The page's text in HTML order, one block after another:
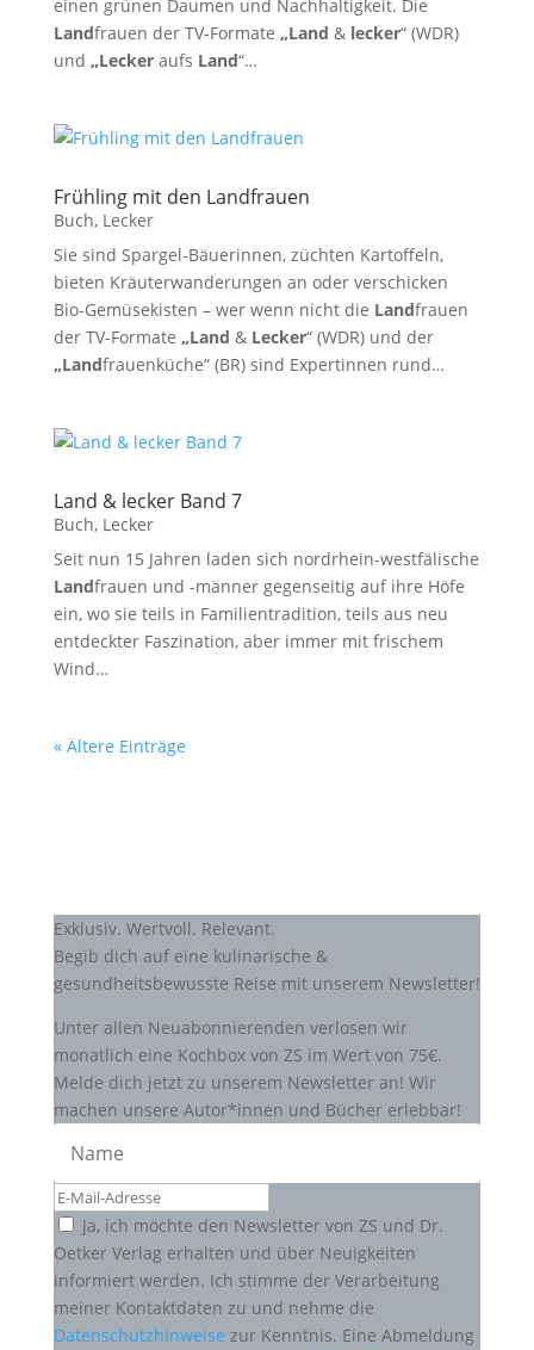
einen grünen Daumen und Nachhaltigkeit. Die
Landfrauen der TV-Formate „Land & lecker“ (WDR)
und „Leckeraufs Land“…
Frühling mit den Landfrauen
Buch, Lecker
Sie sind Spargel-Bäuerinnen, züchten Kartoffeln,
bieten Kräuterwanderungen an oder verschicken
Bio-Gemüsekisten – wer wenn nicht die Landfrauen
der TV-Formate „Land & Lecker“ (WDR) und der
„Landfrauenküche“ (BR) sind Expertinnen rund…
Land & lecker Band 7
Buch, Lecker
Seit nun 15 Jahren laden sich nordrhein-westfälische
Landfrauen und -männer gegenseitig auf ihre Höfe
ein, wo sie teils in Familientradition, teils aus neu
entdeckter Faszination, aber immer mit frischem
Wind…
« Ältere Einträge
Exklusiv. Wertvoll. Relevant.
Begib dich auf eine kulinarische &
gesundheitsbewusste Reise mit unserem Newsletter!
Unter allen Neuabonnierenden verlosen wir
monatlich eine Kochbox von ZS im Wert von 75€.
Melde dich jetzt zu unserem Newsletter an! Wir
machen unsere Autor*innen und Bücher erlebbar!
Ja, ich möchte den Newsletter von ZS und Dr.
Oetker Verlag erhalten und über Neuigkeiten
informiert werden. Ich stimme der Verarbeitung
meiner Kontaktdaten zu und nehme die
Datenschutzhinweise zur Kenntnis. Eine Abmeldung